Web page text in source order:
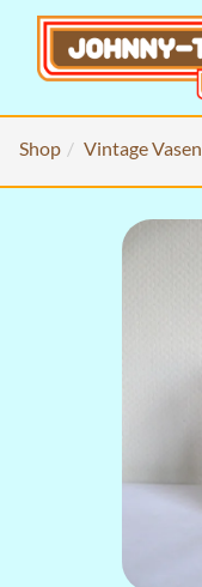
Shop Vintage Vasen